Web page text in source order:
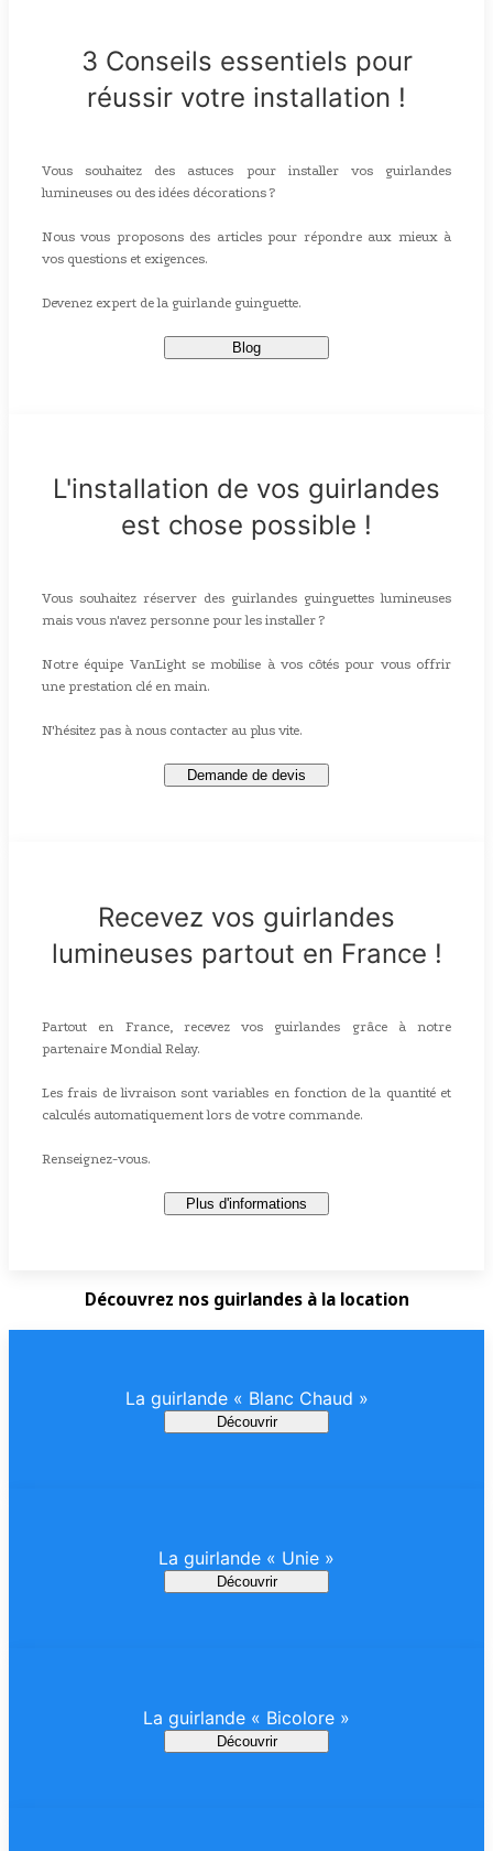
3 Conseils essentiels pour
réussir votre installation !
Vous souhaitez des astuces pour installer vos guirlandes
lumineuses ou des idées décorations ?
Nous vous proposons des articles pour répondre aux mieux à
vos questions et exigences.
Devenez expert de la guirlande guinguette.
Blog
L'installation de vos guirlandes
est chose possible !
Vous souhaitez réserver des guirlandes guinguettes lumineuses
mais vous n'avez personne pour les installer ?
Notre équipe VanLight se mobilise à vos côtés pour vous offrir
une prestation clé en main.
N'hésitez pas à nous contacter au plus vite.
Demande de devis
Recevez vos guirlandes
lumineuses partout en France !
Partout en France, recevez vos guirlandes grâce à notre
partenaire Mondial Relay.
Les frais de livraison sont variables en fonction de la quantité et
calculés automatiquement lors de votre commande.
Renseignez-vous.
Plus d'informations
Découvrez nos guirlandes à la location
La guirlande « Blanc Chaud »
Découvrir
La guirlande « Unie »
Découvrir
La guirlande « Bicolore »
Découvrir